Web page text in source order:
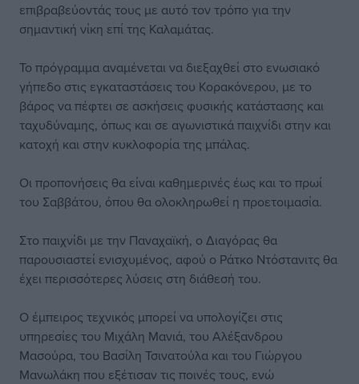
επιβραβεύοντάς τους με αυτό τον τρόπο για την
σημαντική νίκη επί της Καλαμάτας.
Το πρόγραμμα αναμένεται να διεξαχθεί στο ενωσιακό
γήπεδο στις εγκαταστάσεις του Κορακόνερου, με το
βάρος να πέφτει σε ασκήσεις φυσικής κατάστασης και
ταχυδύναμης, όπως και σε αγωνιστικά παιχνίδι στην και
κατοχή και στην κυκλοφορία της μπάλας.
Οι προπονήσεις θα είναι καθημερινές έως και το πρωί
του Σαββάτου, όπου θα ολοκληρωθεί η προετοιμασία.
Στο παιχνίδι με την Παναχαϊκή, ο Διαγόρας θα
παρουσιαστεί ενισχυμένος, αφού ο Ράτκο Ντόστανιτς θα
έχει περισσότερες λύσεις στη διάθεσή του.
Ο έμπειρος τεχνικός μπορεί να υπολογίζει στις
υπηρεσίες του Μιχάλη Μανιά, του Αλέξανδρου
Μασούρα, του Βασίλη Τσινατούλα και του Γιώργου
Μανωλάκη που εξέτισαν τις ποινές τους, ενώ